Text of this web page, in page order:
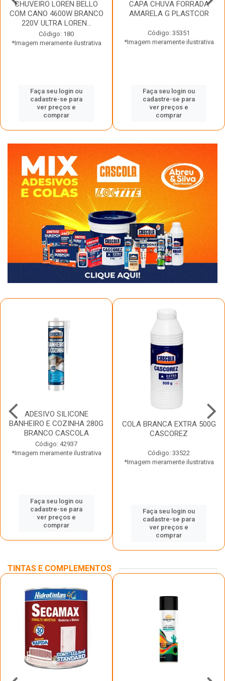
CHUVEIRO LOREN BELLO
COM CANO 4600W BRANCO
220V ULTRA LOREN...
Código: 180
*Imagem meramente ilustrativa
Faça seu login ou
cadastre-se para
ver preços e
comprar
CAPA CHUVA FORRADA
AMARELA G PLASTCOR
Código: 35351
*Imagem meramente ilustrativa
Faça seu login ou
cadastre-se para
ver preços e
comprar
ADESIVO SILICONE
BANHEIRO E COZINHA 280G
BRANCO CASCOLA
Código: 42937
*Imagem meramente ilustrativa
Faça seu login ou
cadastre-se para
ver preços e
comprar
COLA BRANCA EXTRA 500G
CASCOREZ
Código: 33522
*Imagem meramente ilustrativa
Faça seu login ou
cadastre-se para
ver preços e
comprar
TINTAS E COMPLEMENTOS